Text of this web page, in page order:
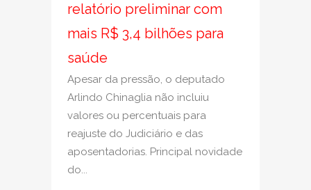
relatório preliminar com
mais R$ 3,4 bilhões para
saúde
Apesar da pressão, o deputado
Arlindo Chinaglia não incluiu
valores ou percentuais para
reajuste do Judiciário e das
aposentadorias. Principal novidade
do...